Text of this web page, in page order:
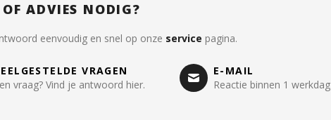
ADVIES NODIG?
eenvoudig en snel op onze service pagina.
VRAGEN
vraag? Vind je antwoord hier.
E-MAIL
Reactie binnen 1 werkdag